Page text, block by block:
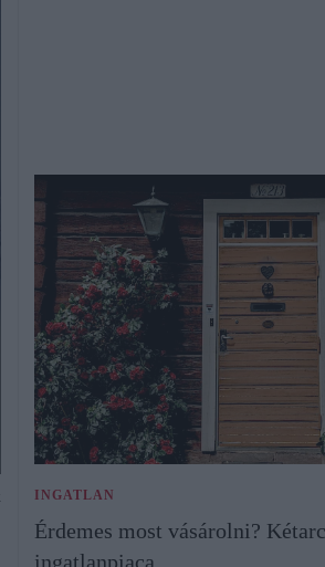
INGATLAN
Érdemes most vásárolni?
ingatlanpiaca